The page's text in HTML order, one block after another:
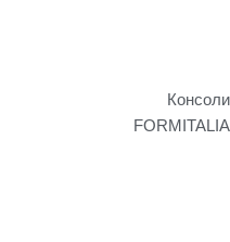
Консоли
FORMITALIA